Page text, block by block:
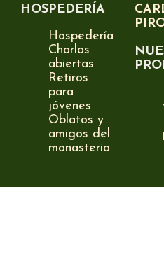
HOSPEDERÍA
Hospedería
Charlas
abiertas
Retiros
para
jóvenes
Oblatos y
amigos del
monasterio